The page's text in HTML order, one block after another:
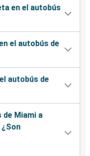
en el autobús
el autobús de
autobús de
de Miami a